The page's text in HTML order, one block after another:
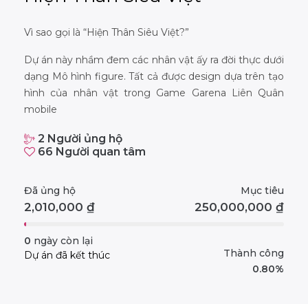
Vì sao gọi là “Hiện Thân Siêu Việt?”
Dự án này nhầm đem các nhân vật ấy ra đời thực dưới
dạng Mô hình figure. Tất cả được design dựa trên tạo
hình của nhân vật trong Game Garena Liên Quân
mobile
2 Người ủng hộ
66 Người quan tâm
2,010,000 ₫
Đã ủng hộ
250,000,000 ₫
Mục tiêu
0 ngày còn lại
0.80%
Thành công
Dự án đã kết thúc